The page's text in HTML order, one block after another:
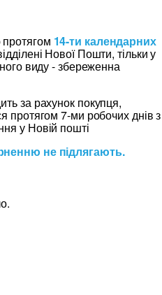
14-ти календарних
Нової Пошти, тільки у
виду - збереженна
за рахунок покупця,
протягом 7-ми робочих днів з
у Новій пошті
не підлягають.